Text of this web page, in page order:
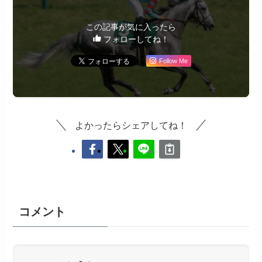
この記事が気に入ったら
フォローしてね！
Follow Me
よかったらシェアしてね！
コメント